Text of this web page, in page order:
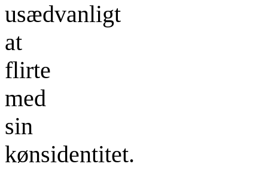
usædvanligt
at
flirte
med
sin
kønsidentitet.